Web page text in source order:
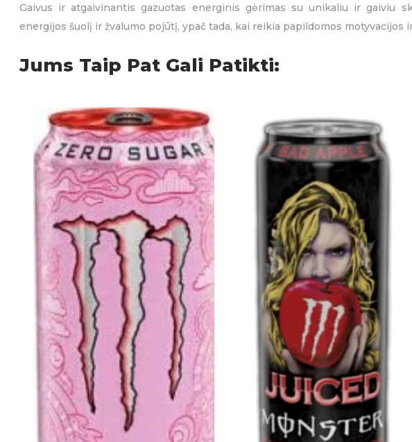
Gaivus ir atgaivinantis gazuotas energinis gėrimas su unikaliu ir gaiviu
energijos šuolį ir žvalumo pojūtį, ypač tada, kai reikia papildomos motyvacijos
Jums Taip Pat Gali Patikti: